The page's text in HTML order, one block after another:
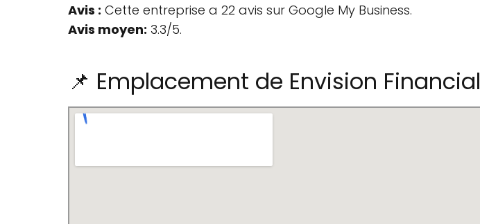
Avis : Cette entreprise a 22 avis sur Google My Business.
Avis moyen: 3.3/5.
📌 Emplacement de Envision Financial